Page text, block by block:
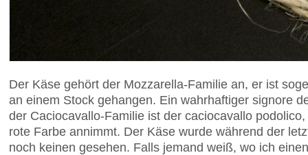
Der Käse gehört der Mozzarella-Familie an, er ist
an einem Stock gehangen. Ein wahrhaftiger signore
der Caciocavallo-Familie ist der caciocavallo
rote Farbe annimmt. Der Käse wurde während der
noch keinen gesehen. Falls jemand weiß, wo ich